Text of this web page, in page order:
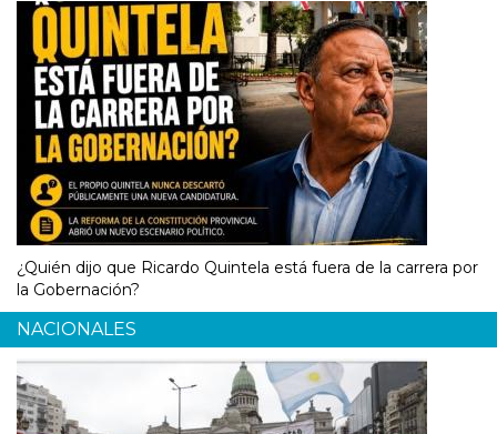
¿Quién dijo que Ricardo Quintela está fuera de la carrera por
la Gobernación?
NACIONALES